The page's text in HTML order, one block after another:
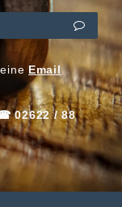
eineEmail
02622 / 88